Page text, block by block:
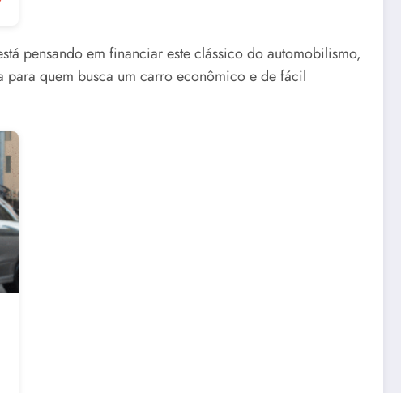
pensando em financiar este clássico do automobilismo,
para quem busca um carro econômico e de fácil